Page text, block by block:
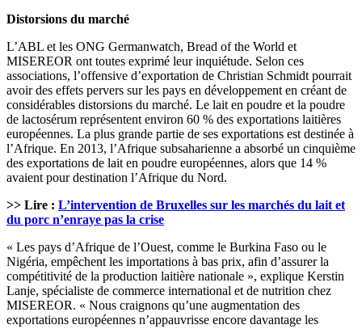
Distorsions du marché
L’ABL et les ONG Germanwatch, Bread of the World et
MISEREOR ont toutes exprimé leur inquiétude. Selon ces
associations, l’offensive d’exportation de Christian Schmidt pourrait
avoir des effets pervers sur les pays en développement en créant de
considérables distorsions du marché. Le lait en poudre et la poudre
de lactosérum représentent environ 60 % des exportations laitières
européennes. La plus grande partie de ses exportations est destinée à
l’Afrique. En 2013, l’Afrique subsaharienne a absorbé un cinquième
des exportations de lait en poudre européennes, alors que 14 %
avaient pour destination l’Afrique du Nord.
>> Lire : L’intervention de Bruxelles sur les marchés du lait et
du porc n’enraye pas la crise
« Les pays d’Afrique de l’Ouest, comme le Burkina Faso ou le
Nigéria, empêchent les importations à bas prix, afin d’assurer la
compétitivité de la production laitière nationale », explique Kerstin
Lanje, spécialiste de commerce international et de nutrition chez
MISEREOR. « Nous craignons qu’une augmentation des
exportations européennes n’appauvrisse encore davantage les